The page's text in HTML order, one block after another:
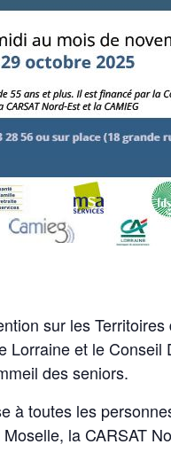
sur les
Lorraine et le
des seniors.
à toutes les
la CARSAT